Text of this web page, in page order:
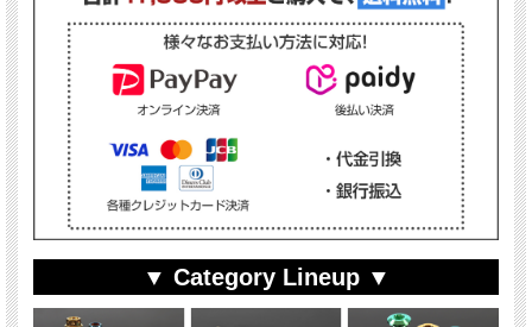
▼ Category Lineup ▼